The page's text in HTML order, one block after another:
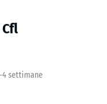
4 settimane